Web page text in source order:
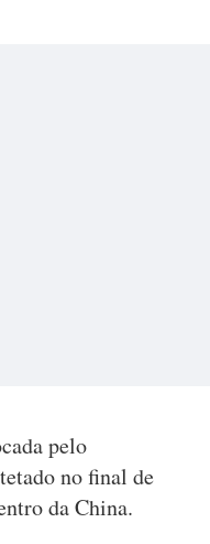
pelo
no final de
da China.